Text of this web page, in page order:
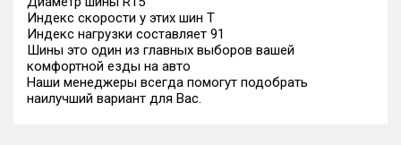
Индекс скорости у этих шин T
Индекс нагрузки составляет 91
Шины это один из главных выборов вашей
комфортной езды на авто
Наши менеджеры всегда помогут подобрать
наилучший вариант для Вас.